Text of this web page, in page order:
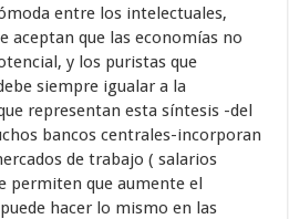
entre los intelectuales,
aceptan que las economías no
y los puristas que
siempre igualar a la
representan esta síntesis -del
bancos centrales-incorporan
de trabajo ( salarios
permiten que aumente el
hacer lo mismo en las